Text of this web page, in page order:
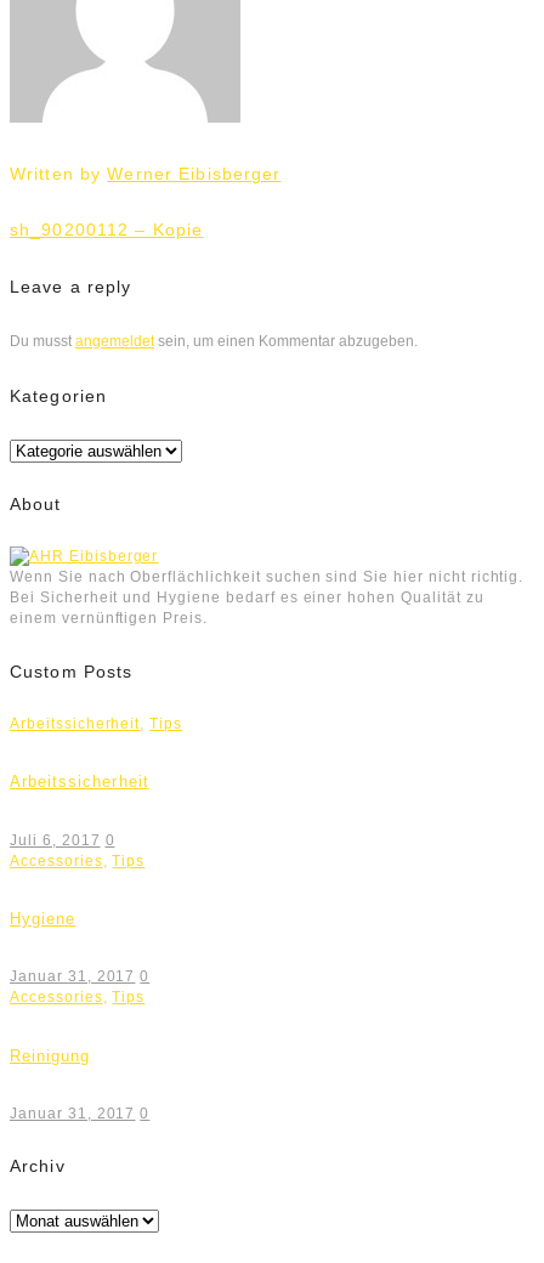
Written byWerner Eibisberger
Beitrags-
Navigation
sh_90200112 – Kopie
Leave a reply
Du musst angemeldetsein, um einen Kommentar abzugeben.
Kategorien
Kategorien
About
Wenn Sie nach Oberflächlichkeit suchen sind Sie hier nicht richtig.
Bei Sicherheit und Hygiene bedarf es einer hohen Qualität zu
einem vernünftigen Preis.
Custom Posts
Arbeitssicherheit,Tips
Arbeitssicherheit
Juli 6, 2017 0
Accessories ,Tips
Hygiene
Januar 31, 2017 0
Accessories,Tips
Reinigung
Januar 31, 2017 0
Archiv
Archiv